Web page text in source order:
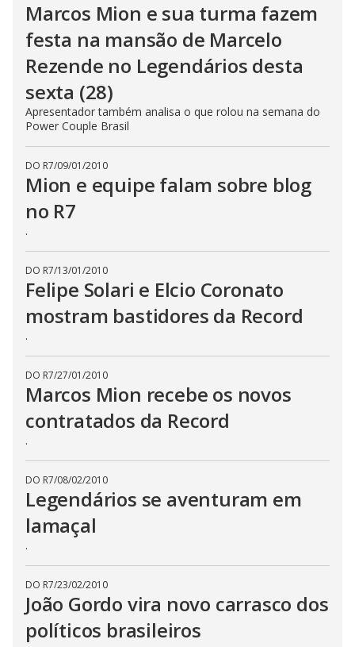
Marcos Mion e sua turma fazem
festa na mansão de Marcelo
Rezende no Legendários desta
sexta (28)
Apresentador também analisa o que rolou na semana do
Power Couple Brasil
DO R7/09/01/2010
Mion e equipe falam sobre blog
no R7
.
DO R7/13/01/2010
Felipe Solari e Elcio Coronato
mostram bastidores da Record
.
DO R7/27/01/2010
Marcos Mion recebe os novos
contratados da Record
.
DO R7/08/02/2010
Legendários se aventuram em
lamaçal
.
DO R7/23/02/2010
João Gordo vira novo carrasco dos
políticos brasileiros